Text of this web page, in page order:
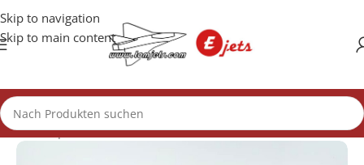
Skip to navigation
Skip to main content
Start/Impeller/130mm